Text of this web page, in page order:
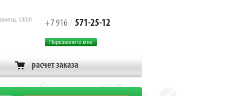
13/20 +7 916 / 571-25-12
Перезвоните мне
расчет заказа